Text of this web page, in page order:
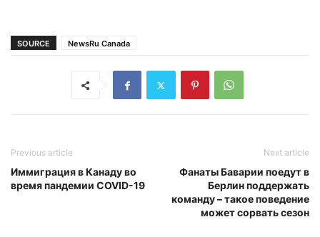
SOURCE NewsRu Canada
Previous article
Иммиграция в Канаду во
время пандемии COVID-19
Next article
Фанаты Баварии поедут в
Берлин поддержать
команду – такое поведение
может сорвать сезон